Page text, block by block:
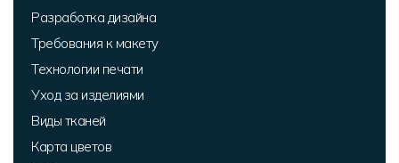
Разработка дизайна
Требования к макету
Технологии печати
Уход за изделиями
Виды тканей
Карта цветов